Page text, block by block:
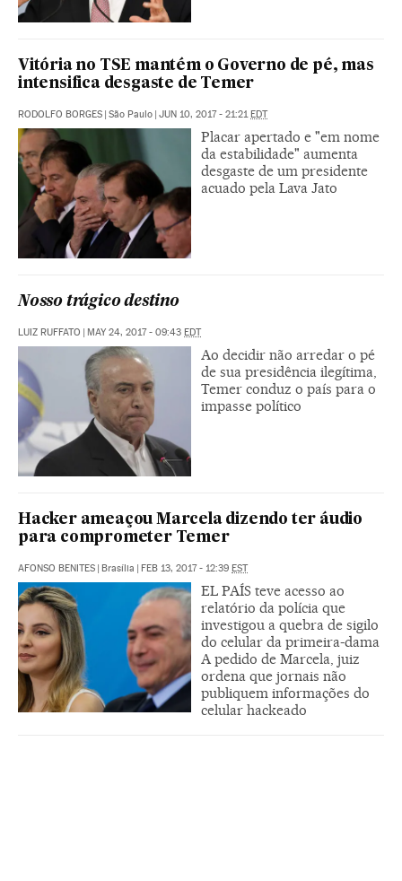
Vitória no TSE mantém o Governo de pé, mas
intensifica desgaste de Temer
RODOLFO BORGES | São Paulo | JUN 10, 2017 - 21:21EDT
Placar apertado e "em nome
da estabilidade" aumenta
desgaste de um presidente
acuado pela Lava Jato
Nosso trágico destino
LUIZ RUFFATO | MAY 24, 2017 - 09:43 EDT
Ao decidir não arredar o pé
de sua presidência ilegítima,
Temer conduz o país para o
impasse político
Hacker ameaçou Marcela dizendo ter áudio
para comprometer Temer
AFONSO BENITES | Brasília | FEB 13, 2017 - 12:39 EST
EL PAÍS teve acesso ao
relatório da polícia que
investigou a quebra de sigilo
do celular da primeira-dama
A pedido de Marcela, juiz
ordena que jornais não
publiquem informações do
celular hackeado